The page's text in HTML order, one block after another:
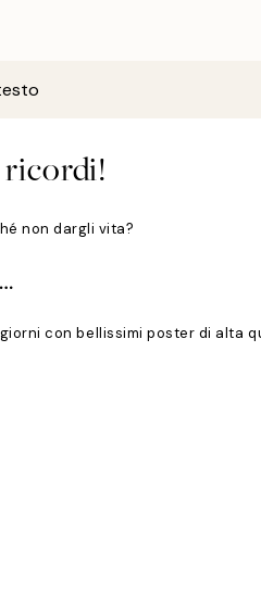
ricordi!
non dargli vita?
con bellissimi poster di alta